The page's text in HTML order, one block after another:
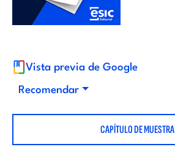
d
o
r
Vista previa de Google
Recomendar
CAPÍTULO DE MUESTRA